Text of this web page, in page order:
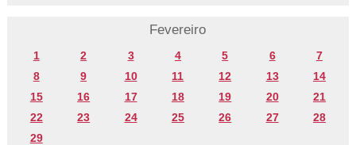
Fevereiro
1 2 3 4 5 6
7
8
9 10 11 12 13
14
15
16 17 18 19 20
21
22
23 24 25 26 27
28
29